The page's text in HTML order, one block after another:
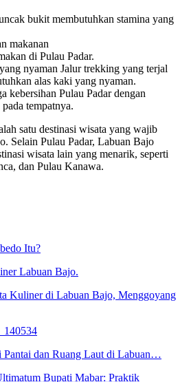
bukit membutuhkan stamina yang
makanan
di Pulau Padar.
nyaman Jalur trekking yang terjal
alas kaki yang nyaman.
kebersihan Pulau Padar dengan
tempatnya.
satu destinasi wisata yang wajib
Selain Pulau Padar, Labuan Bajo
wisata lain yang menarik, seperti
dan Pulau Kanawa.
Itu?
Kuliner di Labuan Bajo, Menggoyang
Pantai dan Ruang Laut di Labuan…